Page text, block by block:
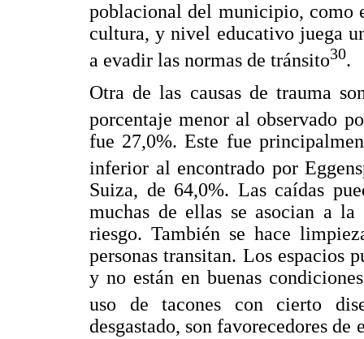
poblacional del municipio, como
cultura, y nivel educativo juega
a evadir las normas de tránsito30.
Otra de las causas de trauma
porcentaje menor al observado
fue 27,0%. Este fue
inferior al encontrado por
Suiza, de 64,0%. Las caídas
muchas de ellas se asocian a
riesgo. También se hace
personas transitan. Los espacios
y no están en buenas
uso de tacones con cierto
desgastado, son favorecedores